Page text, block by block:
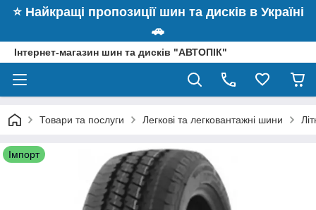
⭐️ Найкращі пропозиції шин та дисків в Україні
🚗
Інтернет-магазин шин та дисків "АВТОПІК"
Товари та послуги Легкові та легковантажні шини
Імпорт